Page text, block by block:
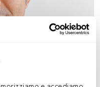
THEAM Quant Fund